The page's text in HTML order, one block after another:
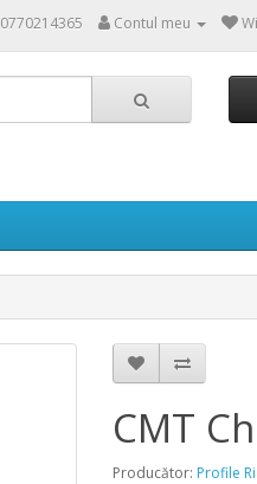
0770214365 Contul meu
CMT
Producător: Profile